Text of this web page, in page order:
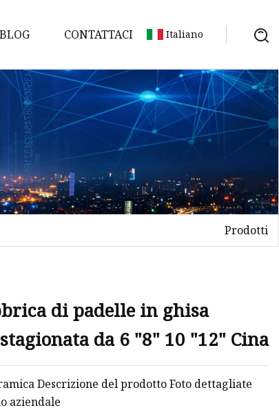
BLOG CONTATTACI Italiano
Prodotti
di padelle in ghisa
da 6 "8" 10 "12" Cina
Descrizione del prodotto Foto dettagliate
aziendale